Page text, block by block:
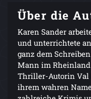
Über die
Karen Sander
und unterrichtete
ganz dem
Mann im
Thriller-Autorin Val
ihrem wahren